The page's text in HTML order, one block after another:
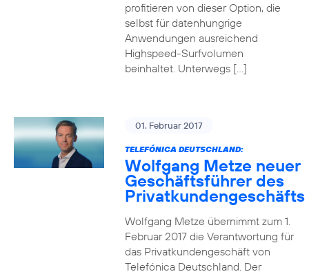
profitieren von dieser Option, die
selbst für datenhungrige
Anwendungen ausreichend
Highspeed-Surfvolumen
beinhaltet. Unterwegs […]
01. Februar 2017
TELEFÓNICA DEUTSCHLAND:
Wolfgang Metze neuer
Geschäftsführer des
Privatkundengeschäfts
Wolfgang Metze übernimmt zum 1.
Februar 2017 die Verantwortung für
das Privatkundengeschäft von
Telefónica Deutschland. Der